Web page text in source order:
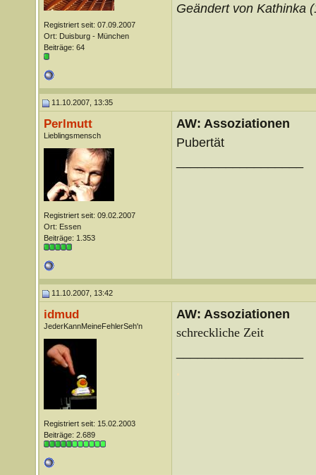
Registriert seit: 07.09.2007
Ort: Duisburg - München
Beiträge: 64
Geändert von Kathinka
11.10.2007, 13:35
Perlmutt
Lieblingsmensch
Registriert seit: 09.02.2007
Ort: Essen
Beiträge: 1.353
AW: Assoziationen
Pubertät
11.10.2007, 13:42
idmud
JederKannMeineFehlerSeh'n
Registriert seit: 15.02.2003
Beiträge: 2.689
AW: Assoziationen
schreckliche Zeit